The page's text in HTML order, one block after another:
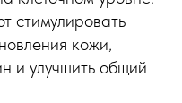
стимулировать
кожи,
и улучшить общий